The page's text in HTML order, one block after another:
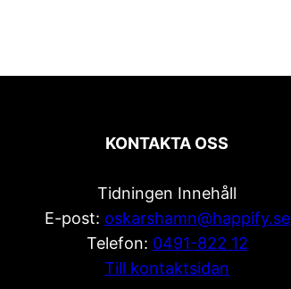
KONTAKTA OSS
Tidningen Innehåll
E-post: oskarshamn@happify.se
Telefon: 0491-822 12
Till kontaktsidan